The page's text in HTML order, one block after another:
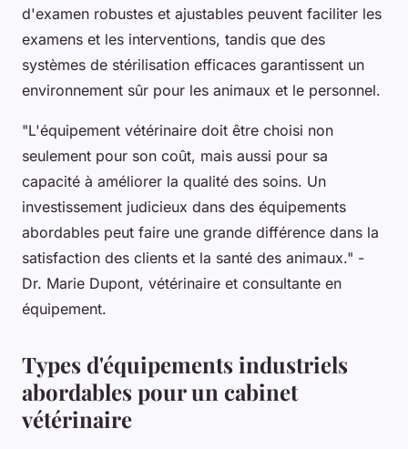
d'examen robustes et ajustables peuvent faciliter les
examens et les interventions, tandis que des
systèmes de stérilisation efficaces garantissent un
environnement sûr pour les animaux et le personnel.
"L'équipement vétérinaire doit être choisi non
seulement pour son coût, mais aussi pour sa
capacité à améliorer la qualité des soins. Un
investissement judicieux dans des équipements
abordables peut faire une grande différence dans la
satisfaction des clients et la santé des animaux." -
Dr. Marie Dupont, vétérinaire et consultante en
équipement.
Types d'équipements industriels
abordables pour un cabinet
vétérinaire